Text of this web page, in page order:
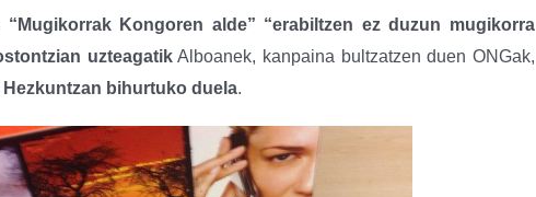
“Mugikorrak Kongoren alde” “erabiltzen ez duzun mugikorra
uzteagatikAlboanek, kanpaina bultzatzen duen ONGak,
bihurtuko duela.